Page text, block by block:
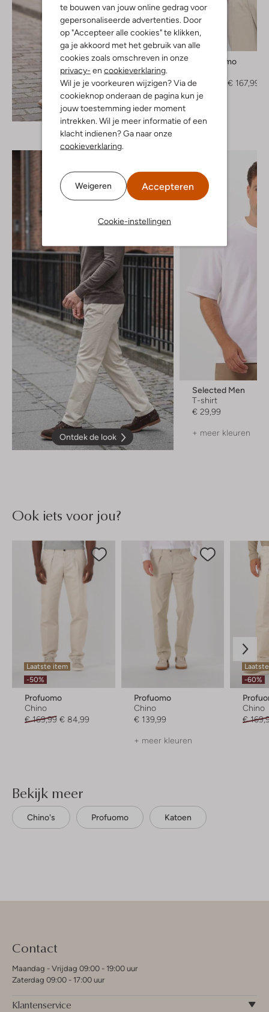
te bouwen van jouw online gedrag voor
gepersonaliseerde advertenties. Door
op "Accepteer alle cookies" te klikken,
ga je akkoord met het gebruik van alle
cookies zoals omschreven in onze
privacy- en cookieverklaring
Wil je je voorkeuren wijzigen? Via de
cookieknop onderaan de pagina kun je
jouw toestemming ieder moment
intrekken. Wil je meer informatie of een
klacht indienen? Ga naar onze
cookieverklaring
Weigeren Accepteren
Cookie-instellingen
Ontdek de look
-40%
Gentiluomo
€ 279,99
€ 167,99
Ontdek de look
Selected Men
T-shirt
€ 29,99
+ meer kleuren
Ook iets voor jou?
Laatste item
-50%
Profuomo
Chino
€ 169,99 € 84,99
Profuomo
Chino
€ 139,99
+ meer kleuren
-60%
Chino
€
Bekijk meer
Chino's Profuomo Katoen
Contact
Maandag - Vrijdag 09:00 - 19:00 uur
Zaterdag 09:00 - 17:00 uur
Klantenservice